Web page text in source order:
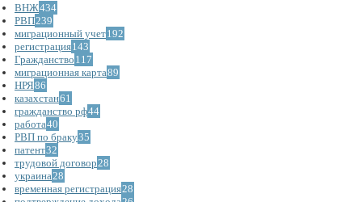
ВНЖ434
РВП239
миграционный учет192
регистрация143
Гражданство 117
миграционная карта89
НРЯ86
казахстан61
гражданство рф44
работа40
РВП по браку35
патент32
трудовой договор 28
украина 28
временная регистрация28